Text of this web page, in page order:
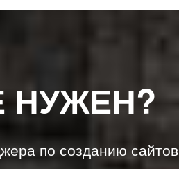
НУЖЕН?
по созданию сайтов